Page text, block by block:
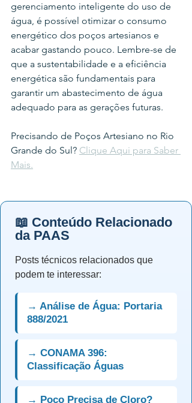
gerenciamento inteligente do uso de
água, é possível otimizar o consumo
energético dos poços artesianos e
acabar gastando pouco. Lembre-se de
que a sustentabilidade e a eficiência
energética são fundamentais para
garantir um abastecimento de água
adequado para as gerações futuras.
Precisando de Poços Artesiano no Rio
Grande do Sul? Clique Aqui para Saber
Mais.
📖 Conteúdo Relacionado
da PAAS
Posts técnicos relacionados que
podem te interessar:
→ Análise de Água: Portaria
888/2021
→ CONAMA 396:
Classificação Águas
→ Poço Precisa de Cloro?